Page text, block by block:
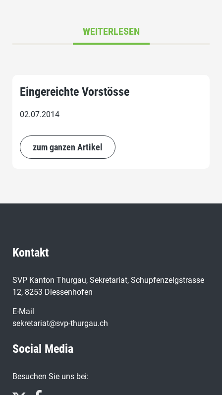
WEITERLESEN
Eingereichte Vorstösse
02.07.2014
zum ganzen Artikel
Kontakt
SVP Kanton Thurgau, Sekretariat, Schupfenzelgstrasse
12, 8253 Diessenhofen
E-Mail
sekretariat@svp-thurgau.ch
Social Media
Besuchen Sie uns bei: